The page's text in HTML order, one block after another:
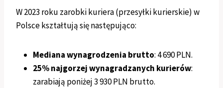
W 2023 roku zarobki kuriera (przesyłki kurierskie) w
Polsce kształtują się następująco:
Mediana wynagrodzenia brutto: 4 690 PLN.
25% najgorzej wynagradzanych kurierów:
zarabiają poniżej 3 930 PLN brutto.